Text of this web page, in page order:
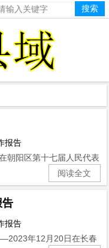
报告
阳区第十七届人民代表
阅读全文
告
报告
年12月20日在长春